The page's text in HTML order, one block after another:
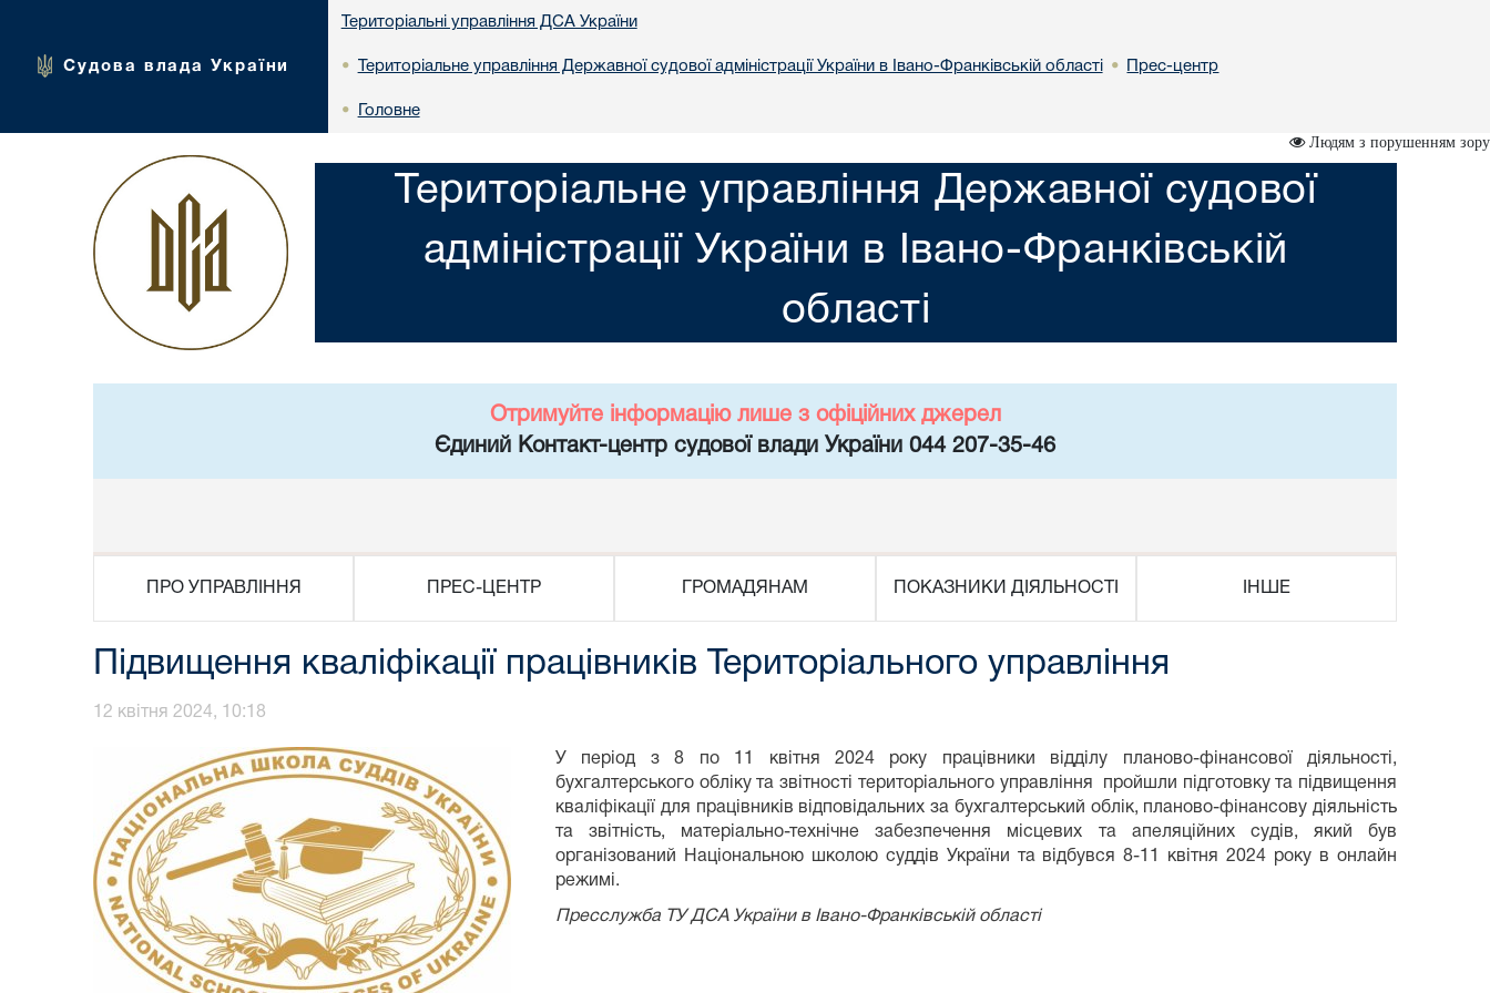
Судова влада України
Територіальні управління ДСА України
• Територіальне управління Державної судової адміністрації України в Iвано-Франкiвській областi • Прес-центр
• Головне
Людям з порушенням зору
Територіальне управління Державної судової
адміністрації України в Iвано-Франкiвській
областi
Отримуйте інформацію лише з офіційних джерел
Єдиний Контакт-центр судової влади України 044 207-35-46
ПРО УПРАВЛІННЯ ПРЕС-ЦЕНТР ГРОМАДЯНАМ ПОКАЗНИКИ ДІЯЛЬНОСТІ ІНШЕ
Підвищення кваліфікації працівників Територіального управління
12 квітня 2024, 10:18
У період з 8 по 11 квітня 2024 року працівники відділу планово-фінансової діяльності,
бухгалтерського обліку та звітності територіального управління пройшли підготовку та підвищення
кваліфікації для працівників відповідальних за бухгалтерський облік, планово-фінансову діяльність
та звітність, матеріально-технічне забезпечення місцевих та апеляційних судів, який був
організований Національною школою суддів України та відбувся 8-11 квітня 2024 року в онлайн
режимі.
Пресслужба ТУ ДСА України в Івано-Франківській області